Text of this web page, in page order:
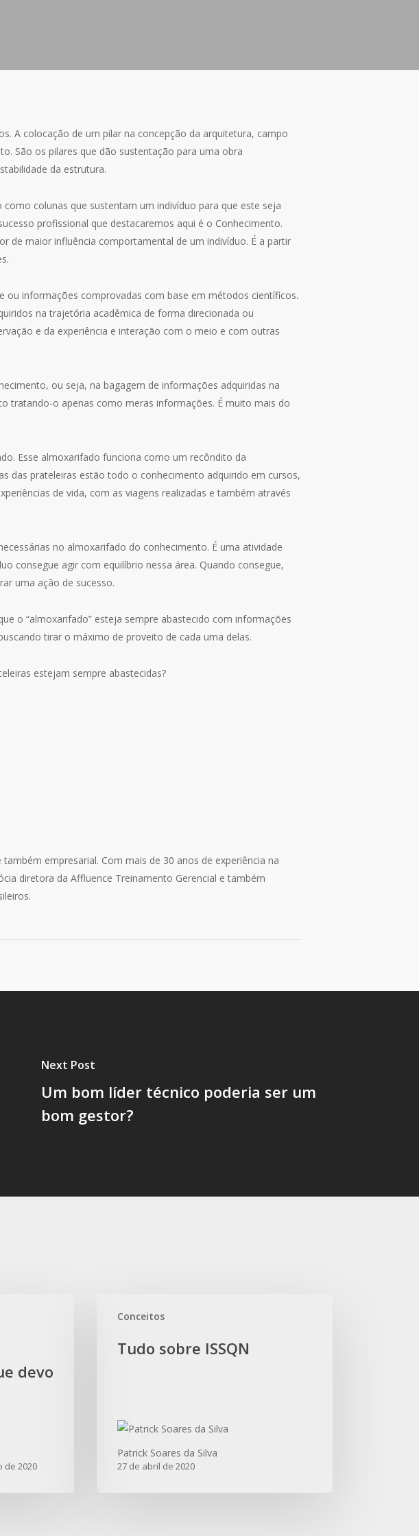
A colocação de um pilar na concepção da arquitetura, campo
São os pilares que dão sustentação para uma obra
da estrutura.
colunas que sustentam um indivíduo para que este seja
profissional que destacaremos aqui é o Conhecimento.
de maior influência comportamental de um indivíduo. É a partir
ou informações comprovadas com base em métodos científicos.
na trajetória acadêmica de forma direcionada ou
e da experiência e interação com o meio e com outras
ou seja, na bagagem de informações adquiridas na
tratando-o apenas como meras informações. É muito mais do
Esse almoxarifado funciona como um recôndito da
das prateleiras estão todo o conhecimento adquirido em cursos,
de vida, com as viagens realizadas e também através
no almoxarifado do conhecimento. É uma atividade
consegue agir com equilíbrio nessa área. Quando consegue,
uma ação de sucesso.
o “almoxarifado” esteja sempre abastecido com informações
tirar o máximo de proveito de cada uma delas.
estejam sempre abastecidas?
empresarial. Com mais de 30 anos de experiência na
diretora da Affluence Treinamento Gerencial e também
Next Post
Um bom líder técnico poderia ser um
bom gestor?
devo
de 2020
Conceitos
sobre
Tudo sobre ISSQN
Patrick Soares da Silva
27 de abril de 2020